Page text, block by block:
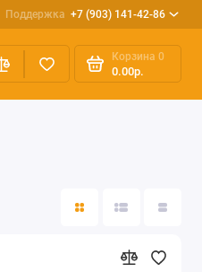
Поддержка +7 (903) 141-42-86
Корзина 0
0.00р.